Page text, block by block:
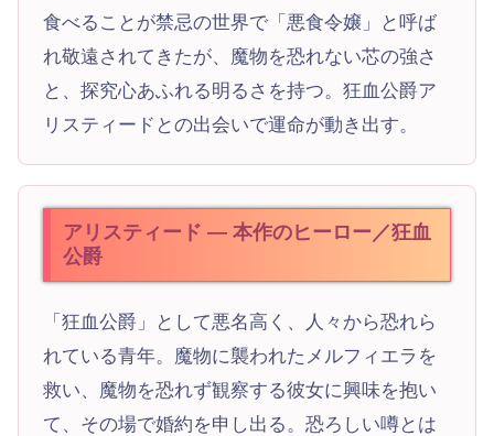
食べることが禁忌の世界で「悪食令嬢」と呼ば
れ敬遠されてきたが、魔物を恐れない芯の強さ
と、探究心あふれる明るさを持つ。狂血公爵ア
リスティードとの出会いで運命が動き出す。
アリスティード — 本作のヒーロー／狂血
公爵
「狂血公爵」として悪名高く、人々から恐れら
れている青年。魔物に襲われたメルフィエラを
救い、魔物を恐れず観察する彼女に興味を抱い
て、その場で婚約を申し出る。恐ろしい噂とは